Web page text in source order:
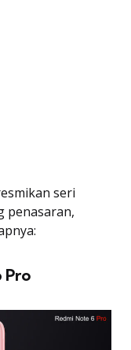
seri
penasaran,
Pro